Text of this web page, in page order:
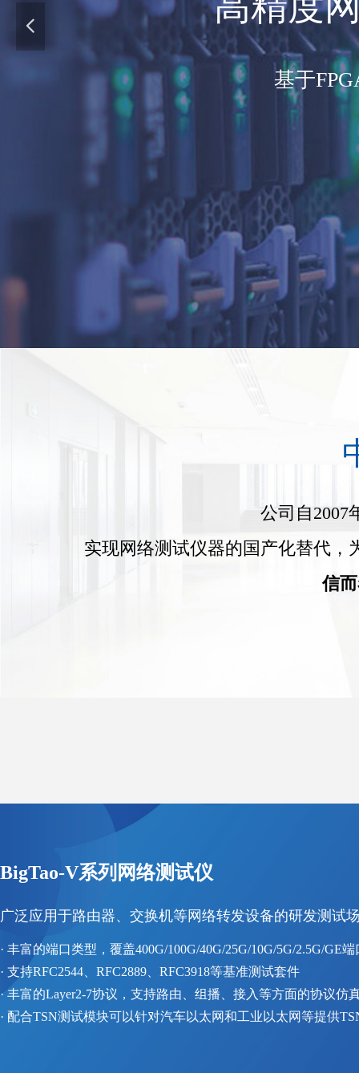
基于
넳
BigTao-V系列网络测试仪
广泛应用于路由器、交换机等网络转发设备的研发测试
· 丰富的端口类型，覆盖400G/100G/40G/25G/10G/5G/2.5G/GE端
· 支持RFC2544、RFC2889、RFC3918等基准测试套件
· 丰富的Layer2-7协议，支持路由、组播、接入等方面的协议仿
· 配合TSN测试模块可以针对汽车以太网和工业以太网等提供
公司自2007
实现网络测试仪器的国产化替代，
信